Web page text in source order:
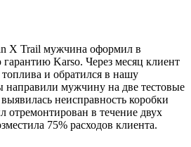
X Trail мужчина оформил в
гарантию Karso. Через месяц клиент
и обратился в нашу
мужчину на две тестовые
неисправность коробки
отремонтирован в течение двух
75% расходов клиента.